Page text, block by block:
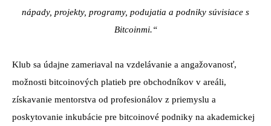
nápady, projekty, programy, podujatia a podniky súvisiace s
Bitcoinmi.“
Klub sa údajne zameriaval na vzdelávanie a angažovanosť,
možnosti bitcoinových platieb pre obchodníkov v areáli,
získavanie mentorstva od profesionálov z priemyslu a
poskytovanie inkubácie pre bitcoinové podniky na akademickej